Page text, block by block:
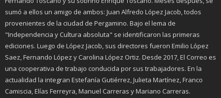
sumó a ellos un amigo de ambos: Juan Alfredo López Jacob, todos
provenientes de la ciudad de Pergamino. Bajo el lema de
"Independencia y Cultura absoluta" se identificaron las primeras
ediciones. Luego de López Jacob, sus directores fueron Emilio López
Saez, Fernando López y Carolina López Ortiz. Desde 2017, El Correo es
una cooperativa de trabajo conducida por sus trabajadores. En la
actualidad la integran Estefanía Gutiérrez, Julieta Martínez, Franco
Camiscia, Elías Ferreyra, Manuel Carreras y Mariano Carreras.